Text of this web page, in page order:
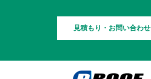
見積もり・お問い合わせ